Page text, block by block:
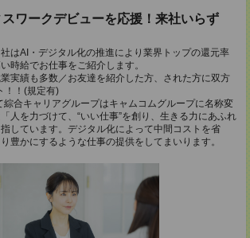
ワークデビューを応援！来社いらず
はAI・デジタル化の推進により業界トップの還元率
時給でお仕事をご紹介します。
実績も多数／お友達を紹介した方、された方に双方
！！(規定有)
合キャリアグループはキャムコムグループに名称変
人を力づけて、“いい仕事”を創り、生きる力にあふれ
しています。デジタル化によって中間コストを省
豊かにするような仕事の提供をしてまいります。